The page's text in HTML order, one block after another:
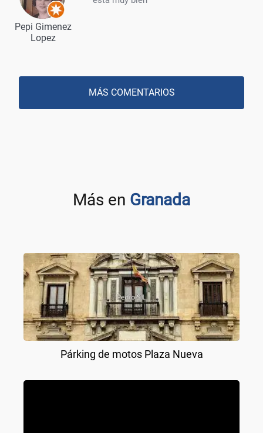
Pepi Gimenez
Lopez
MÁS COMENTARIOS
Más en Granada
Párking de motos Plaza Nueva